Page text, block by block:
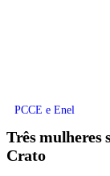
PCCE e Enel
Três mulheres
Crato